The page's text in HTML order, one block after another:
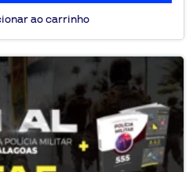
ao carrinho